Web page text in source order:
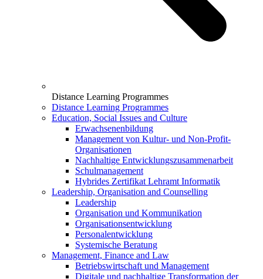
Distance Learning Programmes
Distance Learning Programmes
Education, Social Issues and Culture
Erwachsenenbildung
Management von Kultur- und Non-Profit-
Organisationen
Nachhaltige Entwicklungszusammenarbeit
Schulmanagement
Hybrides Zertifikat Lehramt Informatik
Leadership, Organisation and Counselling
Leadership
Organisation und Kommunikation
Organisationsentwicklung
Personalentwicklung
Systemische Beratung
Management, Finance and Law
Betriebswirtschaft und Management
Digitale und nachhaltige Transformation der